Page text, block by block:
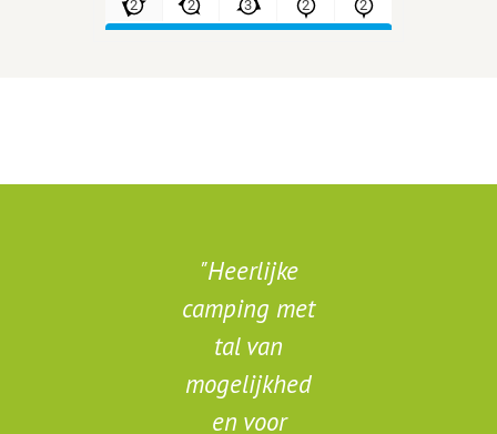
Heerlijke
camping met
tal van
mogelijkhed
en voor